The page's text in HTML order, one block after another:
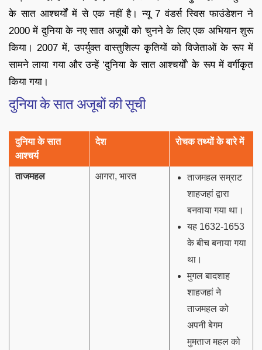
के सात आश्चर्यों में से एक नहीं है। न्यू 7 वंडर्स स्विस फाउंडेशन ने
2000 में दुनिया के नए सात अजूबों को चुनने के लिए एक अभियान शुरू
किया। 2007 में, उपर्युक्त वास्तुशिल्प कृतियों को विजेताओं के रूप में
सामने लाया गया और उन्हें ‘दुनिया के सात आश्चर्यों’ के रूप में वर्गीकृत
किया गया।
दुनिया के सात अजूबों की सूची
दुनिया के सात
आश्चर्य
देश रोचक तथ्यों के बारे में
ताजमहल आगरा, भारत
ताजमहल सम्राट
शाहजहां द्वारा
बनवाया गया था।
यह 1632-1653
के बीच बनाया गया
था।
मुगल बादशाह
शाहजहां ने
ताजमहल को
अपनी बेगम
मुमताज महल को